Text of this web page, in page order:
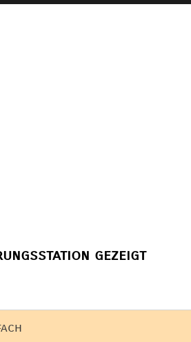
gezeigt